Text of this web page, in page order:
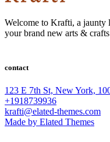
Welcome to Krafti, a jaunty
your brand new arts &
contact
123 E 7th St, New York,
+1918739936
krafti@elated-themes.com
Made by Elated Themes